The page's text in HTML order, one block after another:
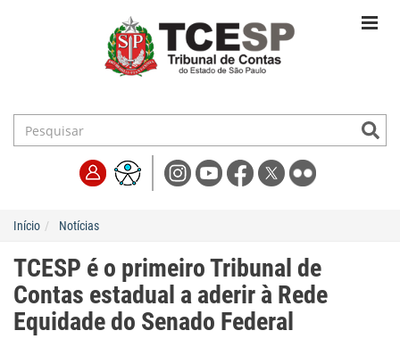
Início Notícias
TCESP é o primeiro Tribunal de
Contas estadual a aderir à Rede
Equidade do Senado Federal